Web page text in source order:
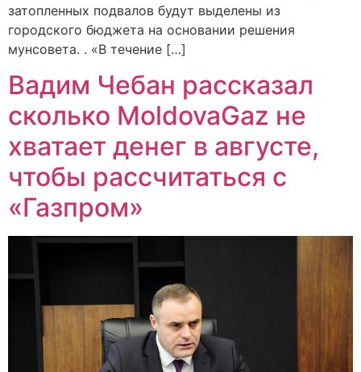
затопленных подвалов будут выделены из
городского бюджета на основании решения
мунсовета. . «В течение […]
Вадим Чебан рассказал
сколько MoldovaGaz не
хватает денег в августе,
чтобы рассчитаться с
«Газпром»